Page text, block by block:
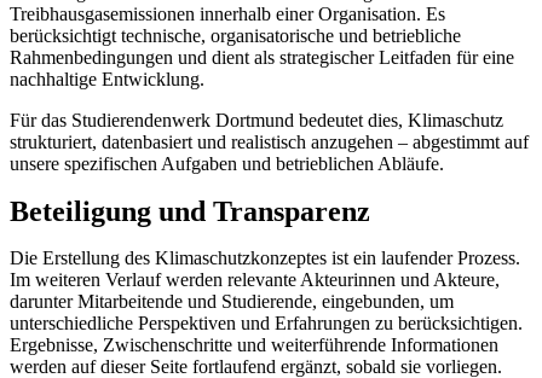
Treibhausgasemissionen innerhalb einer Organisation. Es
berücksichtigt technische, organisatorische und betriebliche
Rahmenbedingungen und dient als strategischer Leitfaden für eine
nachhaltige Entwicklung.
Für das Studierendenwerk Dortmund bedeutet dies, Klimaschutz
strukturiert, datenbasiert und realistisch anzugehen – abgestimmt auf
unsere spezifischen Aufgaben und betrieblichen Abläufe.
Beteiligung und Transparenz
Die Erstellung des Klimaschutzkonzeptes ist ein laufender Prozess.
Im weiteren Verlauf werden relevante Akteurinnen und Akteure,
darunter Mitarbeitende und Studierende, eingebunden, um
unterschiedliche Perspektiven und Erfahrungen zu berücksichtigen.
Ergebnisse, Zwischenschritte und weiterführende Informationen
werden auf dieser Seite fortlaufend ergänzt, sobald sie vorliegen.